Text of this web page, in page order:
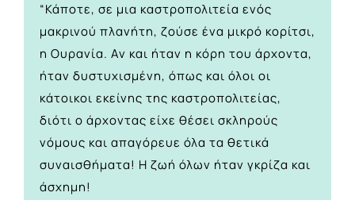
“Κάποτε, σε μια καστροπολιτεία ενός
μακρινού πλανήτη, ζούσε ένα μικρό κορίτσι,
η Ουρανία. Αν και ήταν η κόρη του άρχοντα,
ήταν δυστυχισμένη, όπως και όλοι οι
κάτοικοι εκείνης της καστροπολιτείας,
διότι ο άρχοντας είχε θέσει σκληρούς
νόμους και απαγόρευε όλα τα θετικά
συναισθήματα! Η ζωή όλων ήταν γκρίζα και
άσχημη!